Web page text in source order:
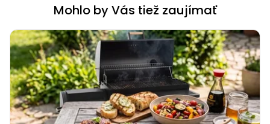
Mohlo by Vás tiež zaujímať